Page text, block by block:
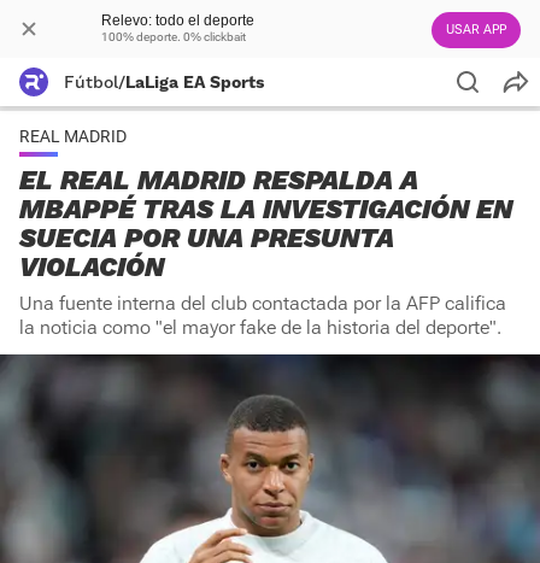
Relevo: todo el deporte
100% deporte. 0% clickbait USAR APP
Fútbol/LaLiga EA Sports
REAL MADRID
EL REAL MADRID RESPALDA A
MBAPPÉ TRAS LA INVESTIGACIÓN EN
SUECIA POR UNA PRESUNTA
VIOLACIÓN
Una fuente interna del club contactada por la AFP califica
la noticia como "el mayor fake de la historia del deporte".